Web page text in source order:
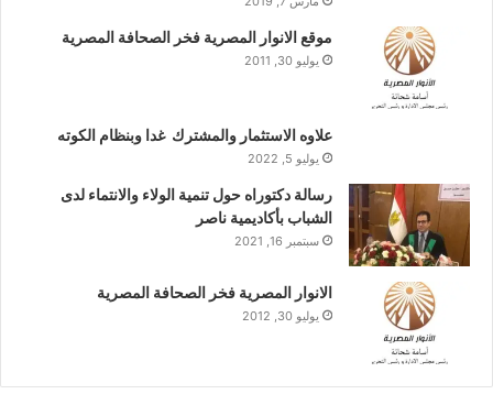
موقع الانوار المصرية فخر الصحافة المصرية
يوليو 30, 2011
علاوه الاستثمار والمشترك غدا وبنظام الكوته
يوليو 5, 2022
رسالة دكتوراه حول تنمية الولاء والانتماء لدى
الشباب بأكاديمية ناصر
سبتمبر 16, 2021
الانوار المصرية فخر الصحافة المصرية
يوليو 30, 2012